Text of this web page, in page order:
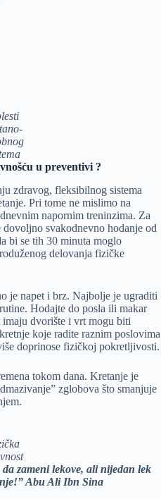
u preventivi ?
zdravog, fleksibilnog sistema
Pri tome ne mislimo na
napornim treninzima. Za
dovoljno svakodnevno hodanje od
bi se tih 30 minuta moglo
delovanja fizičke
je napet i brz. Najbolje je ugraditi
Hodajte do posla ili makar
dvorište i vrt mogu biti
koje radite raznim poslovima
doprinose fizičkoj pokretljivosti.
tokom dana. Kretanje je
zglobova što smanjuje
zameni lekove, ali nijedan lek
Abu Ali Ibn Sina